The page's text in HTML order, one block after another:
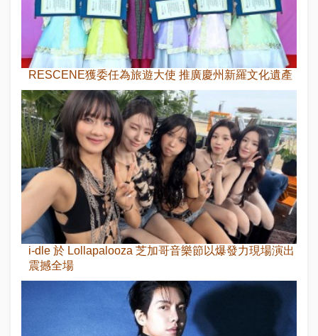
RESCENE獲委任為旅遊大使 推廣慶州新羅文化遺產
i-dle 於 Lollapalooza 芝加哥音樂節以爆發力現場演出
震撼全場